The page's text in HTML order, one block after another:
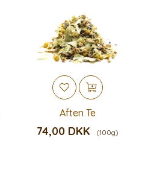
Aften Te
74,00 DKK (100g)